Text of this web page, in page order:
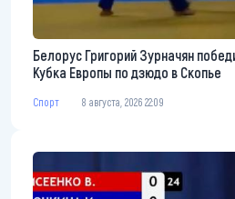
Белорус Григорий Зурначян
Кубка Европы по дзюдо в Скопье
Спорт 8 августа, 2026 22:09